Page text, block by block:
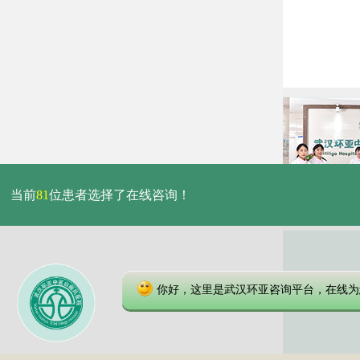
本
当前81位患者选择了在线咨询！
你好，这里是武汉环亚咨询平台，在线